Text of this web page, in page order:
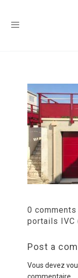
0
portails IVC
Post a
Vous devez